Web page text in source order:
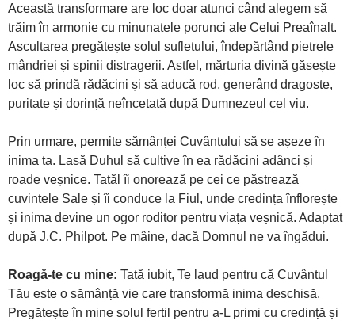
Această transformare are loc doar atunci când alegem să
trăim în armonie cu minunatele porunci ale Celui Preaînalt.
Ascultarea pregătește solul sufletului, îndepărtând pietrele
mândriei și spinii distragerii. Astfel, mărturia divină găsește
loc să prindă rădăcini și să aducă rod, generând dragoste,
puritate și dorință neîncetată după Dumnezeul cel viu.
Prin urmare, permite sămânței Cuvântului să se așeze în
inima ta. Lasă Duhul să cultive în ea rădăcini adânci și
roade veșnice. Tatăl îi onorează pe cei ce păstrează
cuvintele Sale și îi conduce la Fiul, unde credința înflorește
și inima devine un ogor roditor pentru viața veșnică. Adaptat
după J.C. Philpot. Pe mâine, dacă Domnul ne va îngădui.
Roagă-te cu mine: Tată iubit, Te laud pentru că Cuvântul
Tău este o sămânță vie care transformă inima deschisă.
Pregătește în mine solul fertil pentru a-L primi cu credință și